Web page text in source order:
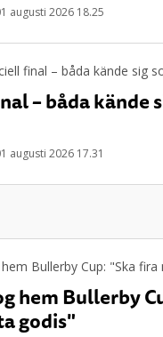
augusti 2026 18.25
– båda kände
augusti 2026 17.31
hem Bullerby
godis"